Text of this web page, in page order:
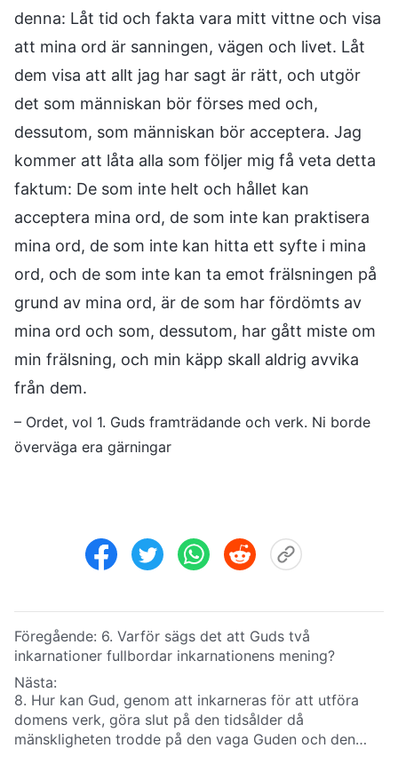
denna: Låt tid och fakta vara mitt vittne och visa
att mina ord är sanningen, vägen och livet. Låt
dem visa att allt jag har sagt är rätt, och utgör
det som människan bör förses med och,
dessutom, som människan bör acceptera. Jag
kommer att låta alla som följer mig få veta detta
faktum: De som inte helt och hållet kan
acceptera mina ord, de som inte kan praktisera
mina ord, de som inte kan hitta ett syfte i mina
ord, och de som inte kan ta emot frälsningen på
grund av mina ord, är de som har fördömts av
mina ord och som, dessutom, har gått miste om
min frälsning, och min käpp skall aldrig avvika
från dem.
– Ordet, vol 1. Guds framträdande och verk. Ni borde
överväga era gärningar
Föregående: 6. Varför sägs det att Guds två
inkarnationer fullbordar inkarnationens mening?
Nästa:
8. Hur kan Gud, genom att inkarneras för att utföra
domens verk, göra slut på den tidsålder då
mänskligheten trodde på den vaga Guden och den